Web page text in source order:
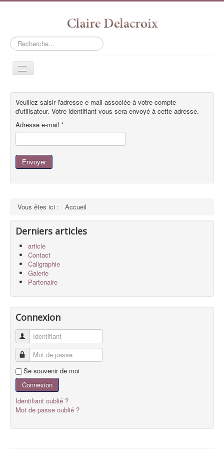
Rechercher
Basculer
la
Accueil
Galerie
Gravures
Caligraphie
Partenaire
Veuillez saisir l'adresse e-mail associée à votre compte
d'utilisateur. Votre identifiant vous sera envoyé à cette adresse.
Adresse e-mail *
Envoyer
Vous êtes ici : Accueil
Derniers articles
article
Contact
Caligraphie
Galerie
Partenaire
Connexion
Identifiant
Mot de passe
Se souvenir de moi
Connexion
Identifiant oublié ?
Mot de passe oublié ?